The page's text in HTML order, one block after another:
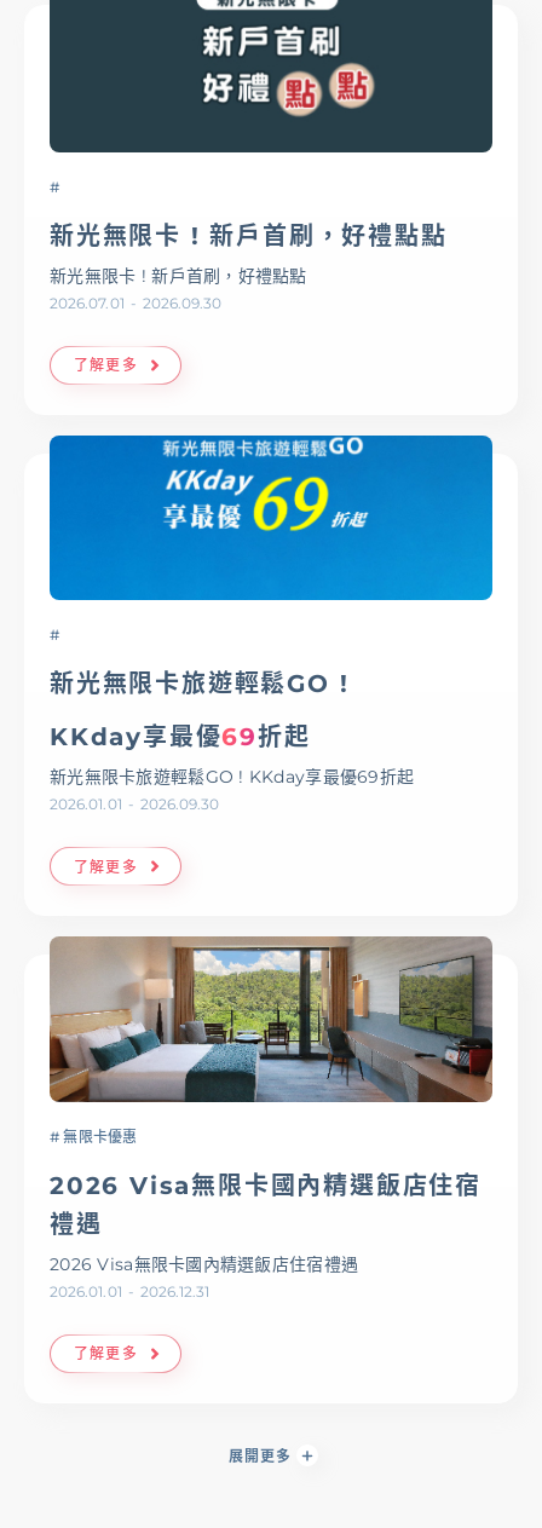
#
新光無限卡 ! 新戶首刷，好禮點點
新光無限卡 ! 新戶首刷，好禮點點
2026.07.01 - 2026.09.30
了解更多
#
新光無限卡旅遊輕鬆GO !
KKday享最優69折起
新光無限卡旅遊輕鬆GO ! KKday享最優69折起
2026.01.01 - 2026.09.30
了解更多
# 無限卡優惠
2026 Visa無限卡國內精選飯店住宿
禮遇
2026 Visa無限卡國內精選飯店住宿禮遇
2026.01.01 - 2026.12.31
了解更多
展開更多